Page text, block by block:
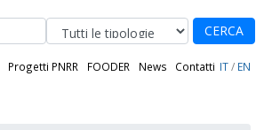
Progetti PNRR FOODER News Contatti IT/ EN
CERCA